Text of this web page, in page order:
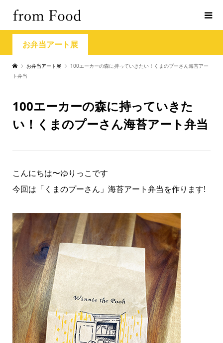
お弁当アート展
お弁当アート展
100エーカーの森に持っていきたい！くまのプーさん海苔アー
ト弁当
100エーカーの森に持っていきた
い！くまのプーさん海苔アート弁当
こんにちは〜ゆりっこです
今回は「くまのプーさん」海苔アート弁当を作ります!